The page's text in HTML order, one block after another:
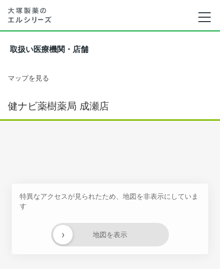
取扱い医療機関・店舗
マップを見る
健ナビ薬樹薬局 成瀬店
特異なアクセスが見られたため、地図を非表示にしていま
す
地図を表示
›